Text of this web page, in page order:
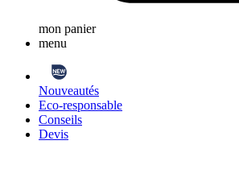
mon panier
menu
Nouveautés
Eco-responsable
Conseils
Devis